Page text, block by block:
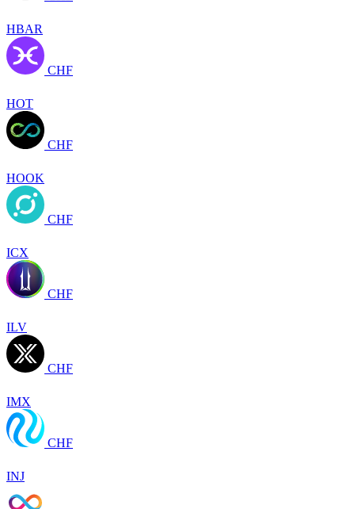
HBAR
CHF
HOT
CHF
HOOK
CHF
ICX
CHF
ILV
CHF
IMX
CHF
INJ